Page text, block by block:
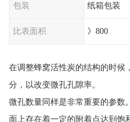
包装 纸箱包装
比表面积 》800
在调整蜂窝活性炭的结构的时候
分，以改变微孔孔隙率。
微孔数量同样是非常重要的参数
面上存在着一定的附着点达到饱